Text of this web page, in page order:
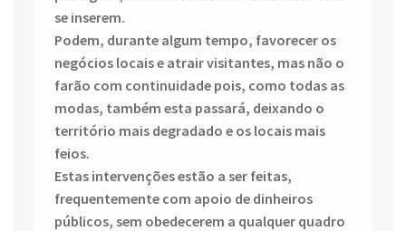
se inserem.
Podem, durante algum tempo, favorecer os
negócios locais e atrair visitantes, mas não o
farão com continuidade pois, como todas as
modas, também esta passará, deixando o
território mais degradado e os locais mais
feios.
Estas intervenções estão a ser feitas,
frequentemente com apoio de dinheiros
públicos, sem obedecerem a qualquer quadro